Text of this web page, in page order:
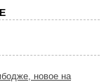
новое на